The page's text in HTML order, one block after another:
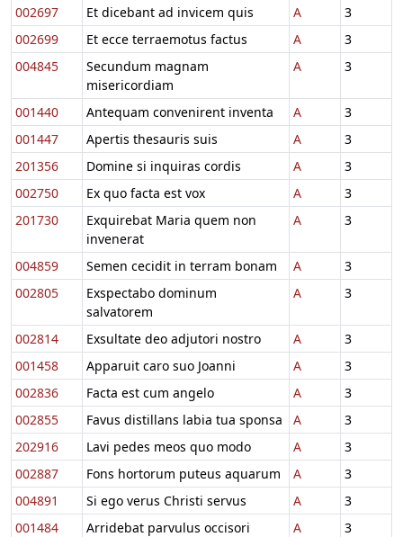
002697
Et dicebant ad invicem quis A
3
002699
Et ecce terraemotus factus A
3
004845
Secundum magnam
misericordiam
A 3
001440 Antequam convenirent inventa A
3
001447
Apertis thesauris suis A
3
201356
Domine si inquiras cordis A
3
002750
Ex quo facta est vox A
3
201730
Exquirebat Maria quem non
invenerat
A 3
004859 Semen cecidit in terram bonam A
3
002805
Exspectabo dominum
salvatorem
A 3
002814 Exsultate deo adjutori nostro A
3
001458
Apparuit caro suo Joanni A
3
002836
Facta est cum angelo A
3
002855
Favus distillans labia tua sponsa A
3
202916
Lavi pedes meos quo modo A
3
002887
Fons hortorum puteus aquarum A
3
004891
Si ego verus Christi servus A
3
001484
Arridebat parvulus occisori A
3